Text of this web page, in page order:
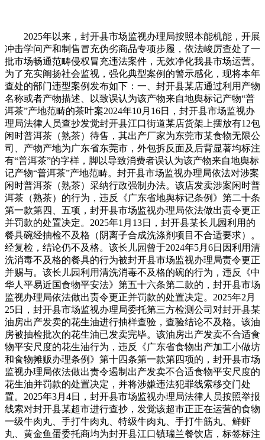
2025年以来，封开县市场监视办理局按照本能机能，开展
冲击学问产和制售冒充伪劣商品专项步履，依法峻厉查处了一
批市场畅通范畴侵权冒充违法案件，无效净化我县市场运营。
为了充实阐扬社会监视，强化典型案例的警示感化，现将本年
查处的部门违型案例发布如下：一、封开县某店通过利用产物
名称或者产物描述、以致误认为该产物来自地舆标记产物“普
洱茶”产地范畴的茶叶案2024年10月16日，封开县市场监视办
理局法律人员查抄发觉封开县江口街道某店货架上摆放有12包
闲时普洱茶（熟茶）待售，其出产厂家为东莞市某食物无限公
司、产物产地为广东省东莞市，外包拆反面及后背显著均标注
有“普洱茶”的字样，脚以导致消费者误认为该产物来自地舆标
记产物“普洱茶”产地范畴。封开县市场监视办理局依法对涉案
闲时普洱茶（熟茶）采纳行政强制办法。该店发卖涉案闲时普
洱茶（熟茶）的行为，违反《广东省地舆标记条例》第二十条
第一款第四、五项，封开县市场监视办理局依法做出责令更正
并罚款的处置决定。2025年1月13日，封开县某长儿园利用的
餐具碗经抽检不及格（阴离子合成洗涤剂项目不合适要求）。
经复检，结论仍不及格。该长儿园曾于2024年5月6日因利用清
洗消毒不及格的餐具的行为被封开县市场监视办理局责令更正
并赐与。该长儿园利用清洗消毒不及格的碗的行为，违反《中
华人平易近国食物平安法》第五十六条第二款的，封开县市场
监视办理局依法做出责令更正并罚款的处置决定。2025年2月
25日，封开县市场监视办理局委托第三方检测公司对封开县某
油房出产发卖的花生油进行抽样查验，查验结论不及格。该油
房被抽检批次的花生油已发卖完毕。该油房出产发卖不合适食
物平安尺度的花生油行为，违反《广东省食物出产加工小做坊
和食物摊贩办理条例》第十四条第一款第四项的，封开县市场
监视办理局依法做出责令遏制出产发卖不合适食物平安尺度的
花生油并罚款的处置决定，并将涉嫌违法犯罪线索移交门处
置。2025年3月4日，封开县市场监视办理局法律人员按照举报
线索对封开县某超市进行查抄，发觉该超市正正在运营的食物
一级牛肉丸、手打牛肉丸、特级牛肉丸、手打牛筋丸、鲜虾
丸、黄金鱼蛋委托商均为封开县江口镇瑞兰餐饮店，标签标注